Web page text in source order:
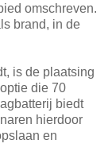
omschreven.
brand, in de
is de plaatsing
die 70
biedt
hierdoor
en